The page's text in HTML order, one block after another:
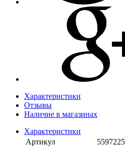
Характеристики
Отзывы
Наличие в магазинах
Характеристики
Артикул